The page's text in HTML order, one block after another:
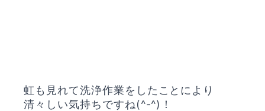
虹も見れて洗浄作業をしたことにより
清々しい気持ちですね(^-^)！